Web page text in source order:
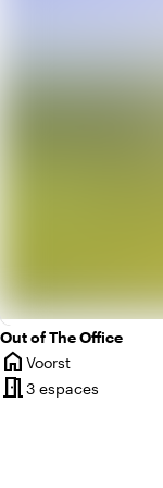
Out of The Office
home
Ville
Voorst
meeting_room3 espaces